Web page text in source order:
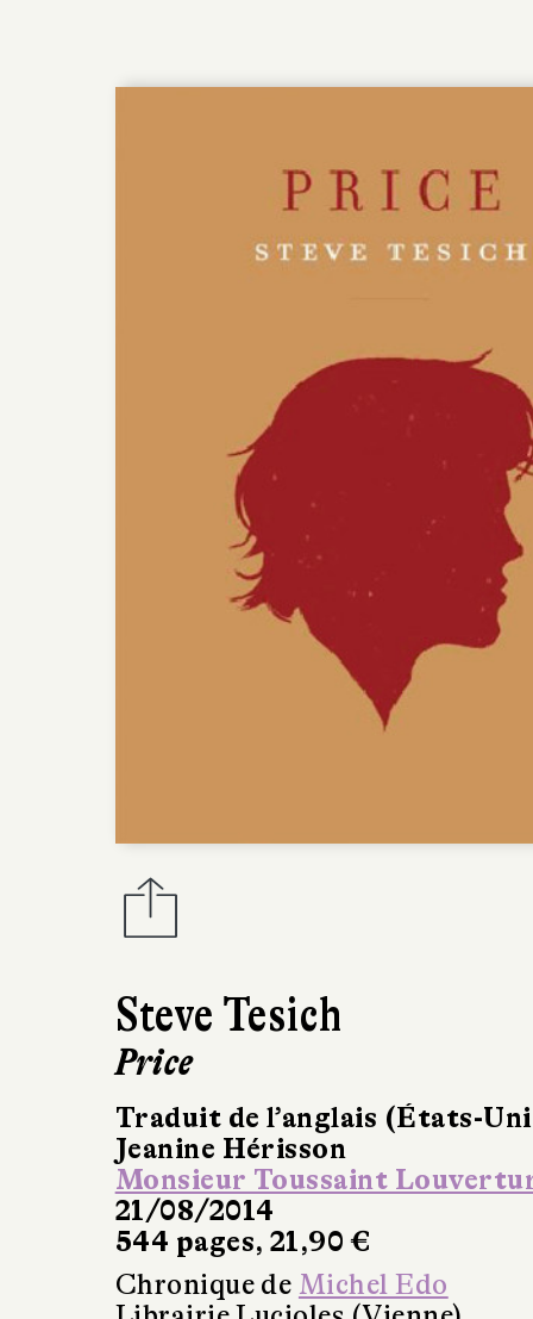
Steve Tesich
Price
Traduit de l’anglais (États-
Jeanine Hérisson
Monsieur Toussaint
21/08/2014
544 pages, 21,90 €
Chronique de Michel Edo